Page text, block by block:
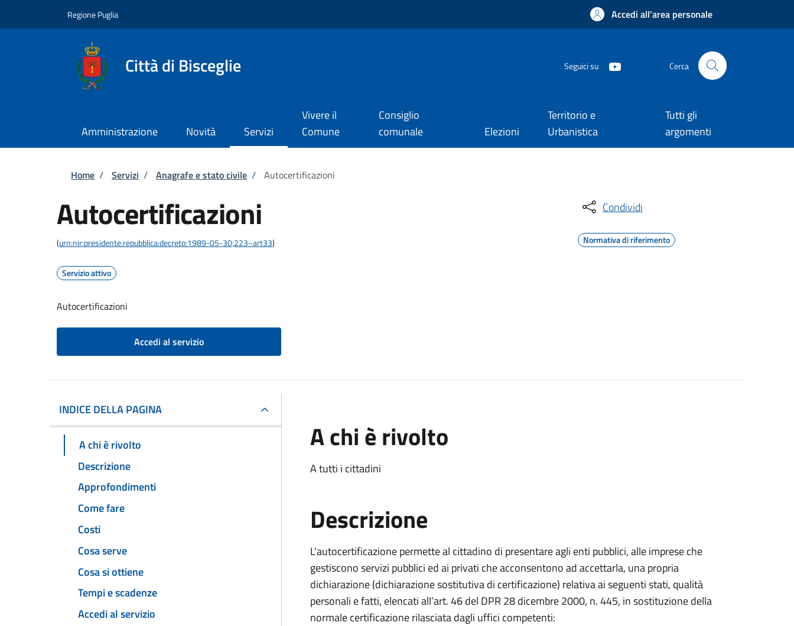
Regione Puglia Accedi all'area personale
Città di Bisceglie Seguici su Cerca
Amministrazione Novità Servizi
Vivere il
Comune
Consiglio
comunale
Elezioni
Territorio e
Urbanistica
Tutti gli
argomenti
Briciole di pane
Home / Servizi / Anagrafe e stato civile / Autocertificazioni
Autocertificazioni
(urn:nir:presidente.repubblica:decreto:1989-05-30;223~art33)
Servizio attivo
Autocertificazioni
Accedi al servizio
Condividi
Normativa di riferimento
INDICE DELLA PAGINA
A chi è rivolto
Descrizione
Approfondimenti
Come fare
Costi
Cosa serve
Cosa si ottiene
Tempi e scadenze
Accedi al servizio
A chi è rivolto
A tutti i cittadini
Descrizione
L'autocertificazione permette al cittadino di presentare agli enti pubblici, alle imprese che
gestiscono servizi pubblici ed ai privati che acconsentono ad accettarla, una propria
dichiarazione (dichiarazione sostitutiva di certificazione) relativa ai seguenti stati, qualità
personali e fatti, elencati all’art. 46 del DPR 28 dicembre 2000, n. 445, in sostituzione della
normale certificazione rilasciata dagli uffici competenti: